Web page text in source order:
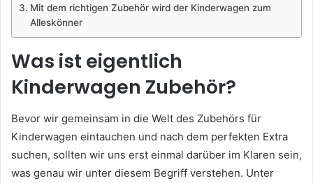
Mit dem richtigen Zubehör wird der Kinderwagen zum
Alleskönner
Was ist eigentlich
Kinderwagen Zubehör?
Bevor wir gemeinsam in die Welt des Zubehörs für
Kinderwagen eintauchen und nach dem perfekten Extra
suchen, sollten wir uns erst einmal darüber im Klaren sein,
was genau wir unter diesem Begriff verstehen. Unter